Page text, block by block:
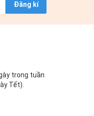
Đăng kí
trong tuần
Tết).